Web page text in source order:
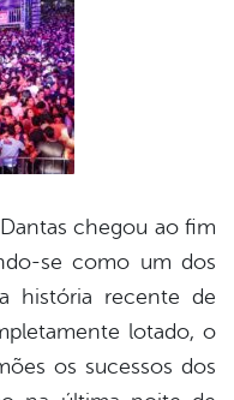
chegou ao fim
se como um dos
história recente de
lotado, o
os sucessos dos